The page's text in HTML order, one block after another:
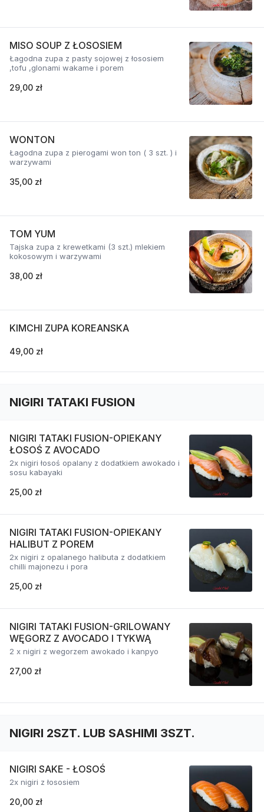
MISO SOUP Z ŁOSOSIEM
Łagodna zupa z pasty sojowej z łososiem
,tofu ,glonami wakame i porem
29,00 zł
WONTON
Łagodna zupa z pierogami won ton ( 3 szt. ) i
warzywami
35,00 zł
TOM YUM
Tajska zupa z krewetkami (3 szt.) mlekiem
kokosowym i warzywami
38,00 zł
KIMCHI ZUPA KOREANSKA
49,00 zł
NIGIRI TATAKI FUSION
NIGIRI TATAKI FUSION-OPIEKANY
ŁOSOŚ Z AVOCADO
2x nigiri łosoś opalany z dodatkiem awokado i
sosu kabayaki
25,00 zł
NIGIRI TATAKI FUSION-OPIEKANY
HALIBUT Z POREM
2x nigiri z opalanego halibuta z dodatkiem
chilli majonezu i pora
25,00 zł
NIGIRI TATAKI FUSION-GRILOWANY
WĘGORZ Z AVOCADO I TYKWĄ
2 x nigiri z wegorzem awokado i kanpyo
27,00 zł
NIGIRI 2SZT. LUB SASHIMI 3SZT.
NIGIRI SAKE - ŁOSOŚ
2x nigiri z łososiem
20,00 zł